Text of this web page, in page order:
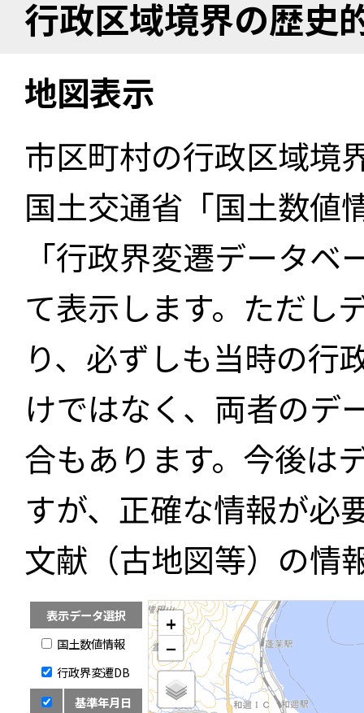
行政区域境界の歴史
地図表示
市区町村の行政区域境
国土交通省「国土数値
「行政界変遷データ
て表示します。ただし
り、必ずしも当時の行
けではなく、両者のデ
合もあります。今後は
すが、正確な情報が必
文献（古地図等）の情
表示データ選択
国土数値情報
行政界変遷DB
基準年月日
+
−